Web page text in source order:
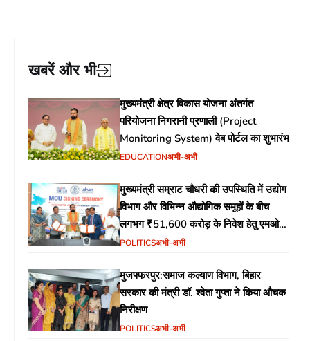
खबरें और भी
मुख्यमंत्री क्षेत्र विकास योजना अंतर्गत
परियोजना निगरानी प्रणाली (Project
Monitoring System) वेब पोर्टल का शुभारंभ
EDUCATIONअभी-अभी
मुख्यमंत्री सम्राट चौधरी की उपस्थिति में उद्योग
विभाग और विभिन्न औद्योगिक समूहों के बीच
लगभग ₹51,600 करोड़ के निवेश हेतु एमओयू
(MoU) पर हस्ताक्षर
POLITICSअभी-अभी
मुजफ्फरपुर:समाज कल्याण विभाग, बिहार
सरकार की मंत्री डॉ. श्वेता गुप्ता ने किया औचक
निरीक्षण
POLITICSअभी-अभी